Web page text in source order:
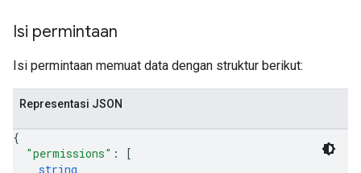
Isi permintaan
Isi permintaan memuat data dengan struktur berikut:
Representasi JSON
{
"permissions" :
[
string